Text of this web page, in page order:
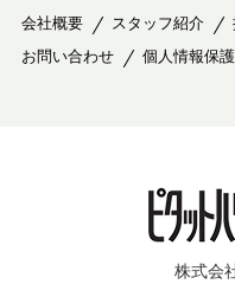
会社概要 スタッフ紹介
お問い合わせ
個人情報保
株式会